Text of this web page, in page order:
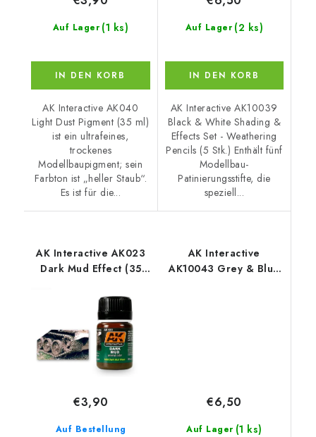
Auf Lager (1 ks)
IN DEN KORB
AK Interactive AK040
Light Dust Pigment (35 ml)
ist ein ultrafeines,
trockenes
Modellbaupigment; sein
Farbton ist „heller Staub“.
Es ist für die...
Auf Lager (2 ks)
IN DEN KORB
AK Interactive AK10039
Black & White Shading &
Effects Set - Weathering
Pencils (5 Stk.) Enthält fünf
Modellbau-
Patinierungsstifte, die
speziell...
AK Interactive AK023
Dark Mud Effect (35
Auf Bestellung
€3,90
AK Interactive
AK10043 Grey & Blue
Auf Lager (1 ks)
€6,50